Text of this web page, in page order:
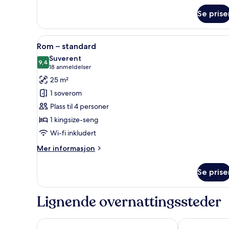
deluxe
Se
Åpne
alle
bildene
av
Rom
–
standard
Sengetøy av topp kvalitet,
7
Rom – standard
9,49,4 av 10
Suverent
18 anmeldelser
(18
anmeldelser)
25 m²
1 soverom
Plass til 4 personer
1 kingsize-seng
Wi-fi inkludert
Mer informasjon
Mer
–
Se
Lignende overnattingssteder
Prana Boutique Hotel Motto by